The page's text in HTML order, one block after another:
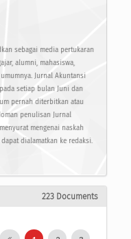
sebagai media pertukaran
alumni, mahasiswa,
Jurnal Akuntansi
setiap bulan Juni dan
pernah diterbitkan atau
penulisan Jurnal
mengenai naskah
dialamatkan ke redaksi.
223 Documents